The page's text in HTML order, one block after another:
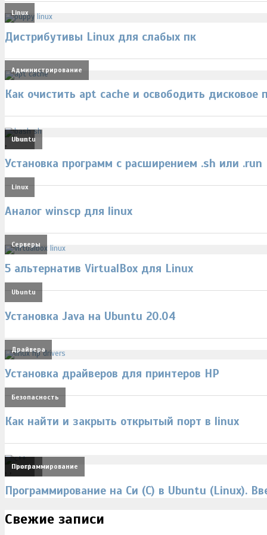
Linux
Дистрибутивы Linux для слабых пк
Администрирование
Как очистить apt cache и освободить дисковое
Linux
, Ubuntu
Установка программ с расширением .sh или .run
Linux
Аналог winscp для linux
Серверы
5 альтернатив VirtualBox для Linux
Ubuntu
Установка Java на Ubuntu 20.04
Драйвера
Установка драйверов для принтеров HP
Безопасность
Как найти и закрыть открытый порт в linux
Linux
Ubuntu
Программирование
Программирование на Си (C) в Ubuntu (Linux).
Свежие записи